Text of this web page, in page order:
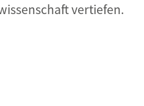
vertiefen.